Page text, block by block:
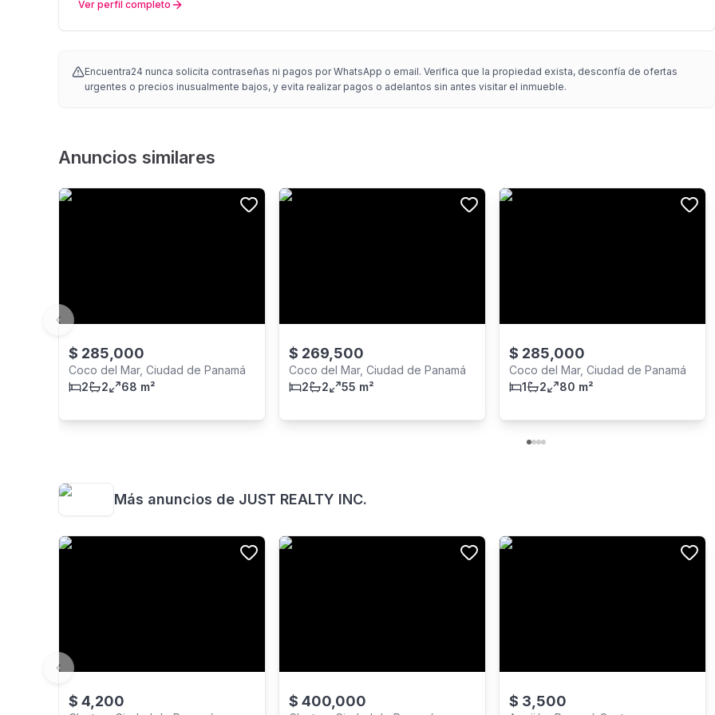
Ver perfil completo
Encuentra24 nunca solicita contraseñas ni pagos por WhatsApp o email. Verifica que la propiedad exista, desconfía de ofertas
urgentes o precios inusualmente bajos, y evita realizar pagos o adelantos sin antes visitar el inmueble.
Anuncios similares
$ 285,000
Coco del Mar, Ciudad de Panamá
2
2 68 m²
$ 269,500
Coco del Mar, Ciudad de Panamá
2
2 55 m²
$ 285,000
Coco del Mar, Ciudad de Panamá
1
2 80 m²
Previous slide
Más anuncios de JUST REALTY INC.
$ 4,200 $ 400,000 $ 3,500
Previous slide